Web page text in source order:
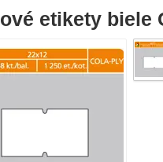
etikety biele